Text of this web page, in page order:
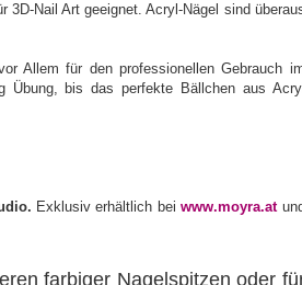
Nail Art geeignet. Acryl-Nägel sind
Allem für den professionellen Gebrauch
Übung, bis das perfekte Bällchen aus Acryl
Exklusiv erhältlich beiwww.moyra.at